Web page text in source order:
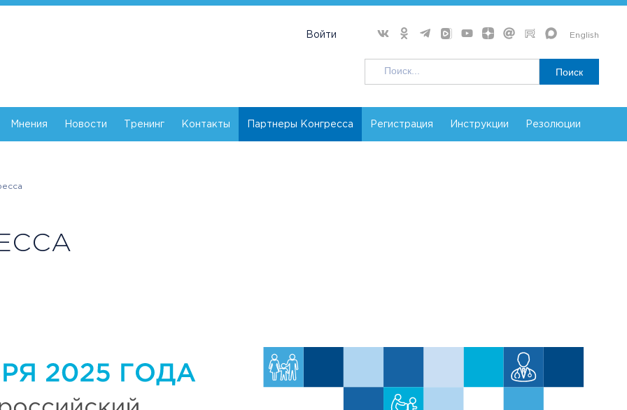
Войти English
Поиск
Мнения Новости Тренинг Контакты Партнеры Конгресса Регистрация Инструкции Резолюции